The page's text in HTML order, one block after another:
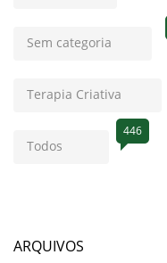
Sem categoria
Terapia Criativa
Todos
446
ARQUIVOS